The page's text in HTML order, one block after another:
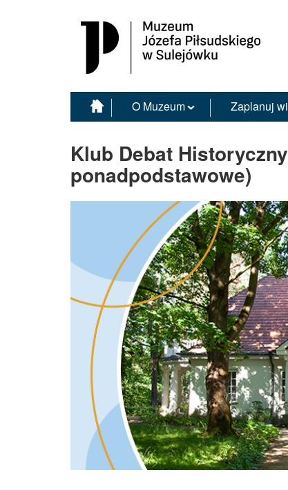
Muzeum Józefa Piłsudskiego w Sulejówku
O Muzeum Zaplanuj
Klub Debat
ponadpodstawowe)